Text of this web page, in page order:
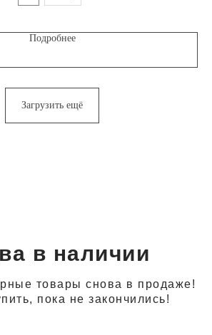
Подробнее
Загрузить ещё
в наличии
товары снова в продаже!
пока не закончились!